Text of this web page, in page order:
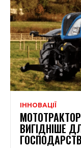
ІННОВАЦІЇ
ВИГІДНІШЕ